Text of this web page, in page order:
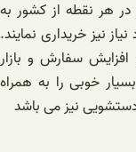
هر نقطه از کشور به
نیز خریداری نمایند.
سفارش و بازار
خوبی را به همراه
نیز می باشد